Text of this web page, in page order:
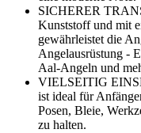
SICHERER
Kunststoff und mit
gewährleistet die
Angelausrüstung -
Aal-Angeln und
VIELSEITIG
ist ideal für
Posen, Bleie,
zu halten.